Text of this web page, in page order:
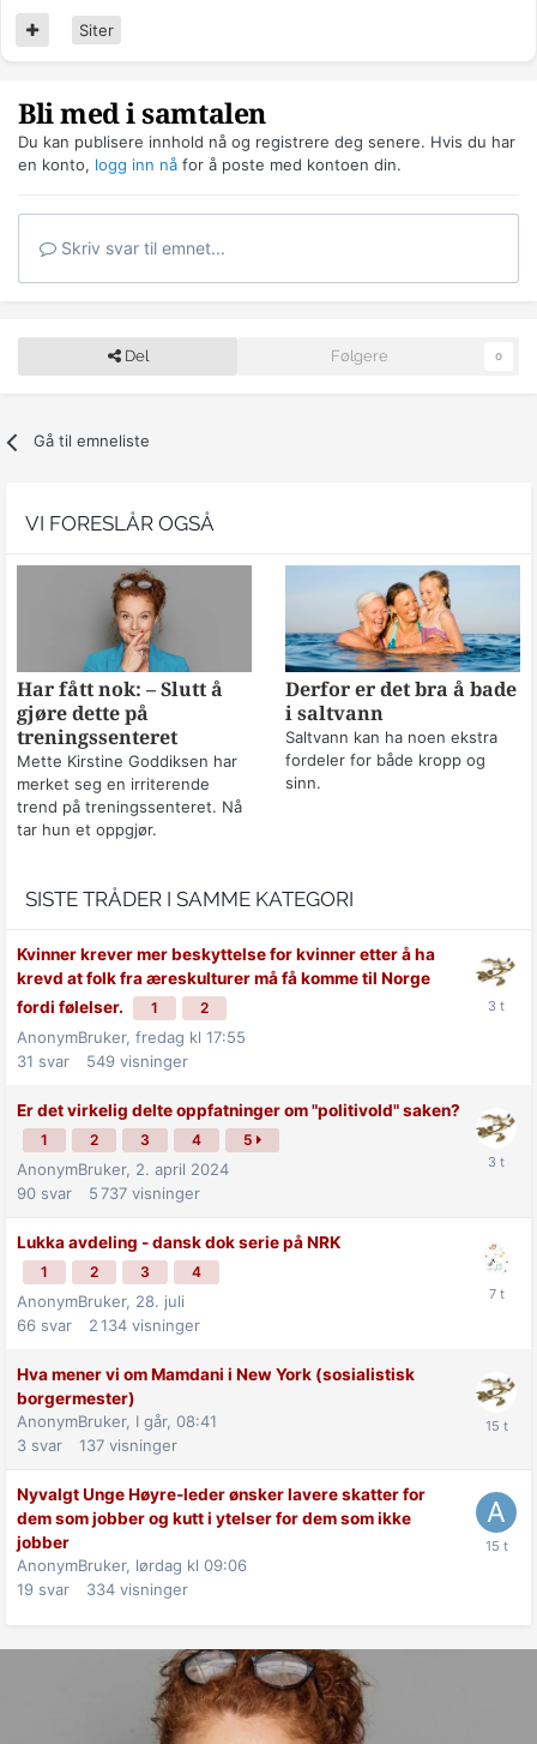
Siter
Bli med i samtalen
Du kan publisere innhold nå og registrere deg senere. Hvis du har
en konto, logg inn nå for å poste med kontoen din.
Skriv svar til emnet...
Del Følgere 0
Gå til emneliste
VI FORESLÅR OGSÅ
Har fått nok: – Slutt å
gjøre dette på
treningssenteret
Mette Kirstine Goddiksen har
merket seg en irriterende
trend på treningssenteret. Nå
tar hun et oppgjør.
Derfor er det bra å bade
i saltvann
Saltvann kan ha noen ekstra
fordeler for både kropp og
sinn.
SISTE TRÅDER I SAMME KATEGORI
Kvinner krever mer beskyttelse for kvinner etter å ha
krevd at folk fra æreskulturer må få komme til Norge
fordi følelser.
1 2
AnonymBruker, fredag kl 17:55
31 svar 549 visninger
Er det virkelig delte oppfatninger om "politivold" saken?
1 2 3 4 5
AnonymBruker, 2. april 2024
90 svar 5 737 visninger
Lukka avdeling - dansk dok serie på NRK
1 2 3 4
AnonymBruker, 28. juli
66 svar 2 134 visninger
Hva mener vi om Mamdani i New York (sosialistisk
borgermester)
AnonymBruker, I går, 08:41
3 svar 137 visninger
Nyvalgt Unge Høyre-leder ønsker lavere skatter for
dem som jobber og kutt i ytelser for dem som ikke
jobber
AnonymBruker, lørdag kl 09:06
19 svar 334 visninger